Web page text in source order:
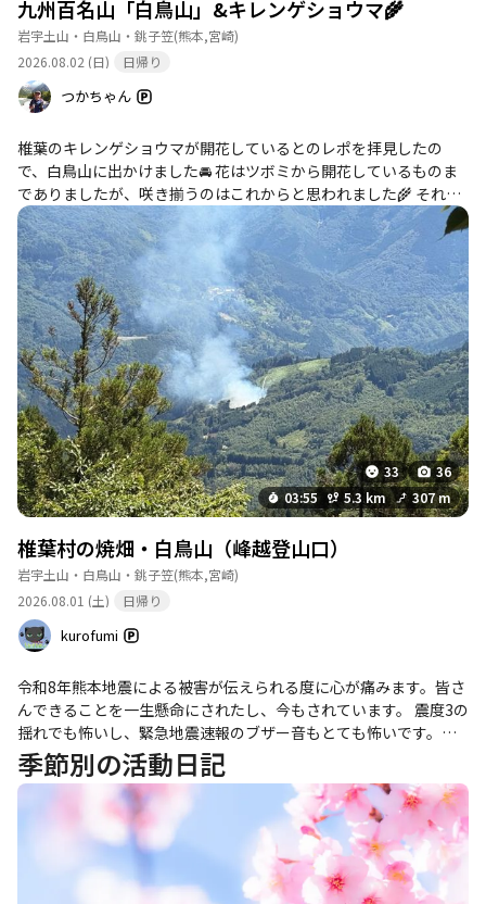
九州百名山「白鳥山」&キレンゲショウマ🌾
岩宇土山・白鳥山・銚子笠(熊本,宮崎)
2026.08.02 (日)
日帰り
つかちゃん
椎葉のキレンゲショウマが開花しているとのレポを拝見したの
で、白鳥山に出かけました🚘 花はツボミから開花しているものま
でありましたが、咲き揃うのはこれからと思われました🌾 それに
しても、椎葉の山道運転はこたえますね〜 山歩きよりも車運転に
疲れ一日となりました🤠 ＊白鳥山で事故があったようで、捜索活
動が行われていました🚑
33
36
03:55
5.3 km 307 m
椎葉村の焼畑・白鳥山（峰越登山口）
岩宇土山・白鳥山・銚子笠(熊本,宮崎)
2026.08.01 (土)
日帰り
kurofumi
令和8年熊本地震による被害が伝えられる度に心が痛みます。皆さ
んできることを一生懸命にされたし、今もされています。 震度3の
揺れでも怖いし、緊急地震速報のブザー音もとても怖いです。震
源地に近い方々の恐怖はものすごいだろうと想像できます。でき
ることで支援をさせていただきたいと思います。また、被災地に
台風行くな！といったような優しい投稿にも涙しています。 *****
***************************************** 椎葉村から峰越登山
口に向かい白鳥山へ行ってきました。 峰越登山口の標高が既に1,4
83mあることから、涼しいことを期待しての計画です。 なお、え
びの高原の標高は1,200mなので、こちらの方が約300mも高い場
季節別の活動日記